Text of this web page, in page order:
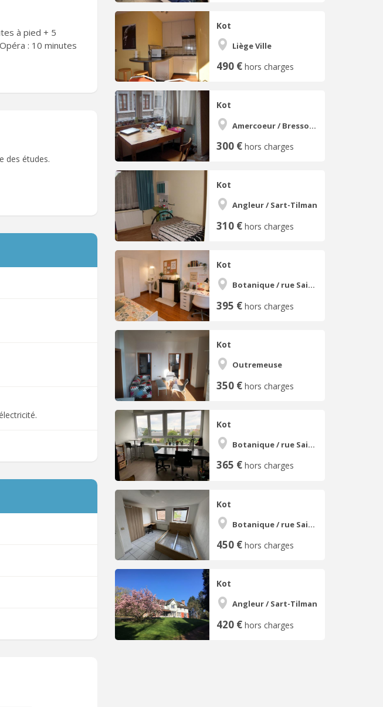
Kot
Liège Ville
490 € hors charges
Kot
Amercoeur / Bressoux
300 € hors charges
Kot
Angleur / Sart-Tilman
310 € hors charges
Kot
Botanique / rue Saint-Gilles / Jonfosse
395 € hors charges
Kot
Outremeuse
350 € hors charges
Kot
Botanique / rue Saint-Gilles / Jonfosse
365 € hors charges
Kot
Botanique / rue Saint-Gilles / Jonfosse
450 € hors charges
Kot
Angleur / Sart-Tilman
420 € hors charges
à pied + 5
: 10 minutes
des études.